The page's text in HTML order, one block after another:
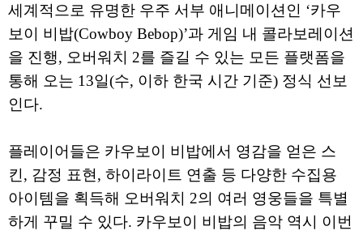
세계적으로 유명한 우주 서부 애니메이션인 ‘카우
보이 비밥(Cowboy Bebop)’과 게임 내 콜라보레이션
을 진행, 오버워치 2를 즐길 수 있는 모든 플랫폼을
통해 오는 13일(수, 이하 한국 시간 기준) 정식 선보
인다.
플레이어들은 카우보이 비밥에서 영감을 얻은 스
킨, 감정 표현, 하이라이트 연출 등 다양한 수집용
아이템을 획득해 오버워치 2의 여러 영웅들을 특별
하게 꾸밀 수 있다. 카우보이 비밥의 음악 역시 이번